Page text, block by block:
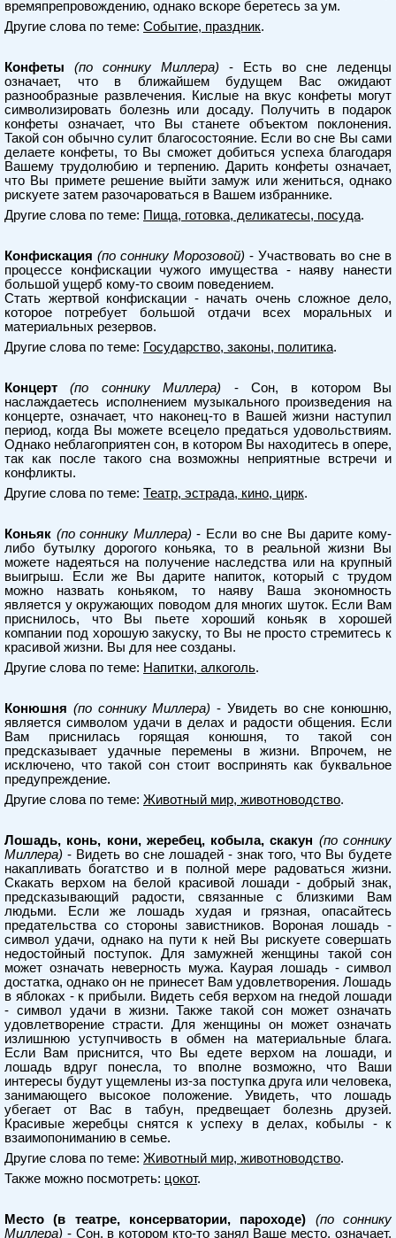
времяпрепровождению, однако вскоре беретесь за ум.
Другие слова по теме: Событие, праздник.
Конфеты (по соннику Миллера) - Есть во сне леденцы
означает, что в ближайшем будущем Вас ожидают
разнообразные развлечения. Кислые на вкус конфеты могут
символизировать болезнь или досаду. Получить в подарок
конфеты означает, что Вы станете объектом поклонения.
Такой сон обычно сулит благосостояние. Если во сне Вы сами
делаете конфеты, то Вы сможет добиться успеха благодаря
Вашему трудолюбию и терпению. Дарить конфеты означает,
что Вы примете решение выйти замуж или жениться, однако
рискуете затем разочароваться в Вашем избраннике.
Другие слова по теме: Пища, готовка, деликатесы, посуда.
Конфискация (по соннику Морозовой) - Участвовать во сне в
процессе конфискации чужого имущества - наяву нанести
большой ущерб кому-то своим поведением.
Стать жертвой конфискации - начать очень сложное дело,
которое потребует большой отдачи всех моральных и
материальных резервов.
Другие слова по теме: Государство, законы, политика.
Концерт (по соннику Миллера) - Сон, в котором Вы
наслаждаетесь исполнением музыкального произведения на
концерте, означает, что наконец-то в Вашей жизни наступил
период, когда Вы можете всецело предаться удовольствиям.
Однако неблагоприятен сон, в котором Вы находитесь в опере,
так как после такого сна возможны неприятные встречи и
конфликты.
Другие слова по теме: Театр, эстрада, кино, цирк.
Коньяк (по соннику Миллера) - Если во сне Вы дарите кому-
либо бутылку дорогого коньяка, то в реальной жизни Вы
можете надеяться на получение наследства или на крупный
выигрыш. Если же Вы дарите напиток, который с трудом
можно назвать коньяком, то наяву Ваша экономность
является у окружающих поводом для многих шуток. Если Вам
приснилось, что Вы пьете хороший коньяк в хорошей
компании под хорошую закуску, то Вы не просто стремитесь к
красивой жизни. Вы для нее созданы.
Другие слова по теме: Напитки, алкоголь.
Конюшня (по соннику Миллера) - Увидеть во сне конюшню,
является символом удачи в делах и радости общения. Если
Вам приснилась горящая конюшня, то такой сон
предсказывает удачные перемены в жизни. Впрочем, не
исключено, что такой сон стоит воспринять как буквальное
предупреждение.
Другие слова по теме: Животный мир, животноводство.
Лошадь, конь, кони, жеребец, кобыла, скакун (по соннику
Миллера) - Видеть во сне лошадей - знак того, что Вы будете
накапливать богатство и в полной мере радоваться жизни.
Скакать верхом на белой красивой лошади - добрый знак,
предсказывающий радости, связанные с близкими Вам
людьми. Если же лошадь худая и грязная, опасайтесь
предательства со стороны завистников. Вороная лошадь -
символ удачи, однако на пути к ней Вы рискуете совершать
недостойный поступок. Для замужней женщины такой сон
может означать неверность мужа. Каурая лошадь - символ
достатка, однако он не принесет Вам удовлетворения. Лошадь
в яблоках - к прибыли. Видеть себя верхом на гнедой лошади
- символ удачи в жизни. Также такой сон может означать
удовлетворение страсти. Для женщины он может означать
излишнюю уступчивость в обмен на материальные блага.
Если Вам приснится, что Вы едете верхом на лошади, и
лошадь вдруг понесла, то вполне возможно, что Ваши
интересы будут ущемлены из-за поступка друга или человека,
занимающего высокое положение. Увидеть, что лошадь
убегает от Вас в табун, предвещает болезнь друзей.
Красивые жеребцы снятся к успеху в делах, кобылы - к
взаимопониманию в семье.
Другие слова по теме: Животный мир, животноводство.
Также можно посмотреть: цокот.
Место (в театре, консерватории, пароходе)
(по соннику
Миллера) - Сон, в котором кто-то занял Ваше место, означает,